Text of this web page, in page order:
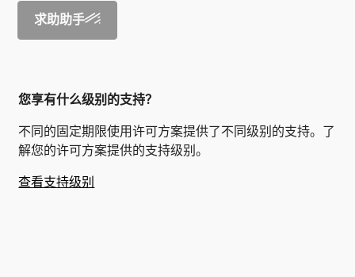
求助助手
您享有什么级别的支持？
不同的固定期限使用许可方案提供了不同级别的支持。了
解您的许可方案提供的支持级别。
查看支持级别